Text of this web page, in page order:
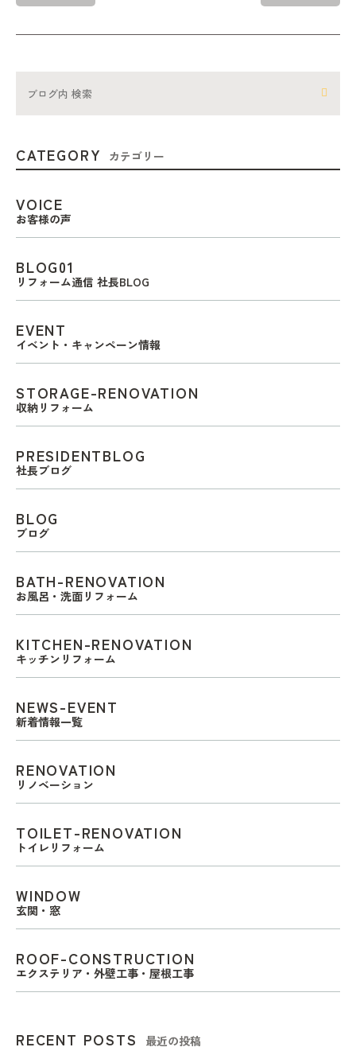
CATEGORY カテゴリー
VOICE
お客様の声
BLOG01
リフォーム通信 社長BLOG
EVENT
イベント・キャンペーン情報
STORAGE-RENOVATION
収納リフォーム
PRESIDENTBLOG
社長ブログ
BLOG
ブログ
BATH-RENOVATION
お風呂・洗面リフォーム
KITCHEN-RENOVATION
キッチンリフォーム
NEWS-EVENT
新着情報一覧
RENOVATION
リノベーション
TOILET-RENOVATION
トイレリフォーム
WINDOW
玄関・窓
ROOF-CONSTRUCTION
エクステリア・外壁工事・屋根工事
RECENT POSTS 最近の投稿